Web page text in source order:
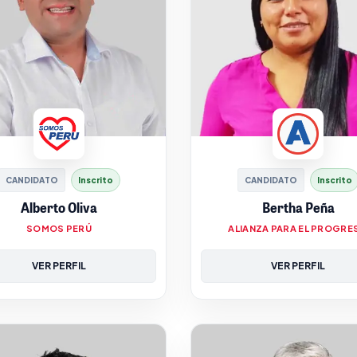
CANDIDATO Inscrito
Alberto Oliva
SOMOS PERÚ
VER PERFIL
CANDIDATO Inscrito
Bertha Peña
ALIANZA PARA EL
VER PERFIL